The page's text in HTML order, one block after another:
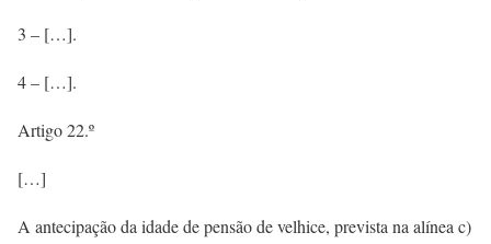
3 – […].
4 – […].
Artigo 22.º
[…]
A antecipação da idade de pensão de velhice, prevista na alínea c)